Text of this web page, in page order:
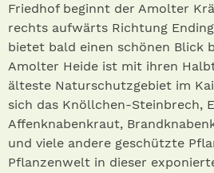
Friedhof beginnt der Amolter
rechts aufwärts Richtung
bietet bald einen schönen Blick
Amolter Heide ist mit ihren
älteste Naturschutzgebiet im
sich das Knöllchen-Steinbrech,
Affenknabenkraut,
und viele andere geschützte
Pflanzenwelt in dieser